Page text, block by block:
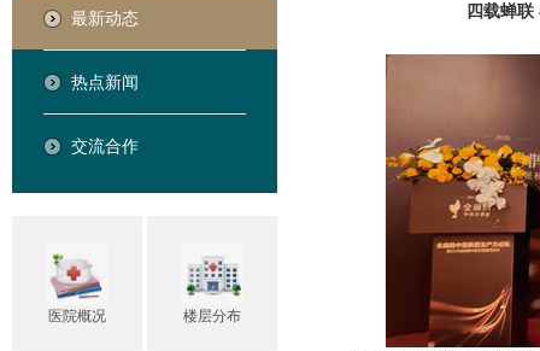
最新动态
热点新闻
交流合作
医院概况 楼层分布
四载蝉